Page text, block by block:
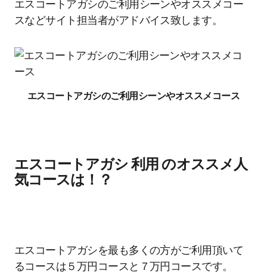
エスコートアガシのご利用シーンやオススメコー
スなどサイト担当者がアドバイス致します。
エスコートアガシのご利用シーンやオススメコース
エスコートアガシ 利用 のオススメ人
気コースは！？
エスコートアガシを最も多くの方がご利用頂いて
るコースは５万円コースと７万円コースです。